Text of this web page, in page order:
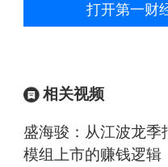
打开第一财
相关视频
盛海骏：从江波龙季
模组上市的赚钱逻辑